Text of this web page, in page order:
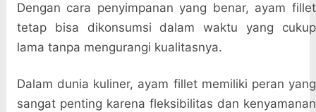
Dengan cara penyimpanan yang benar, ayam fillet
tetap bisa dikonsumsi dalam waktu yang cukup
lama tanpa mengurangi kualitasnya.
Dalam dunia kuliner, ayam fillet memiliki peran yang
sangat penting karena fleksibilitas dan kenyamanan